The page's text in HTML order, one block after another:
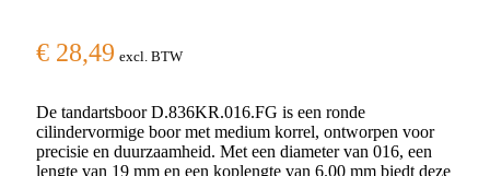
€ 28,49 excl. BTW
De tandartsboor D.836KR.016.FG is een ronde
cilindervormige boor met medium korrel, ontworpen voor
precisie en duurzaamheid. Met een diameter van 016, een
lengte van 19 mm en een koplengte van 6.00 mm biedt deze